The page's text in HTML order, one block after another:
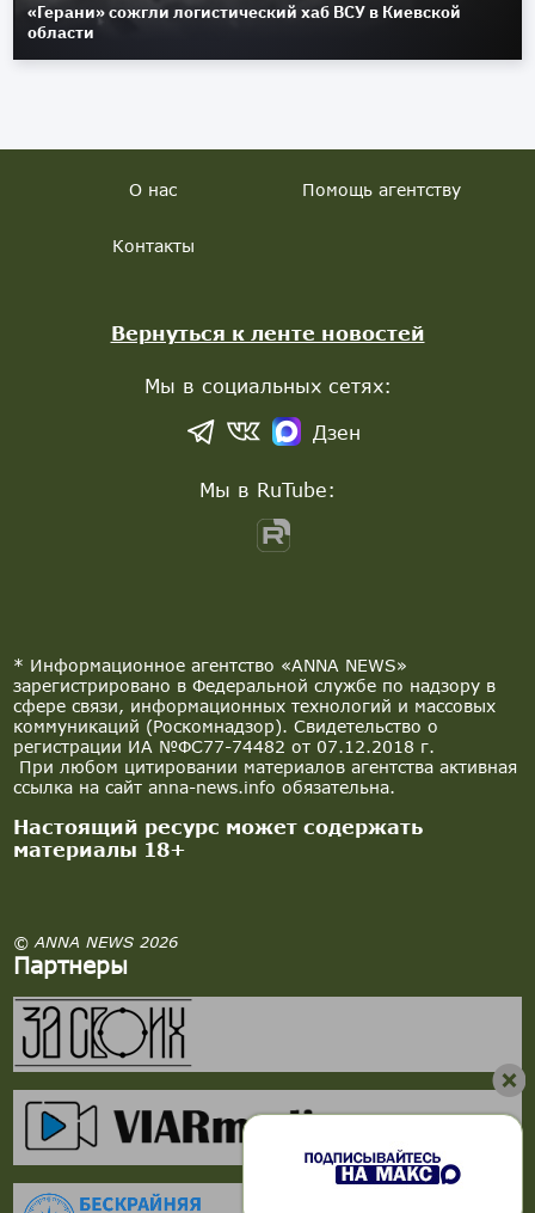
«Герани» сожгли логистический хаб ВСУ в Киевской
области
* Информационное агентство «ANNA NEWS»
зарегистрировано в Федеральной службе по надзору в
сфере связи, информационных технологий и массовых
коммуникаций (Роскомнадзор). Свидетельство о
регистрации ИА №ФС77-74482 от 07.12.2018 г.
При любом цитировании материалов агентства активная
ссылка на сайт anna-news.info обязательна.
Настоящий ресурс может содержать
материалы 18+
© ANNA NEWS 2026
Партнеры
О нас Помощь агентству
Контакты
Вернуться к ленте новостей
Мы в социальных сетях:
Дзен
Мы в RuTube: